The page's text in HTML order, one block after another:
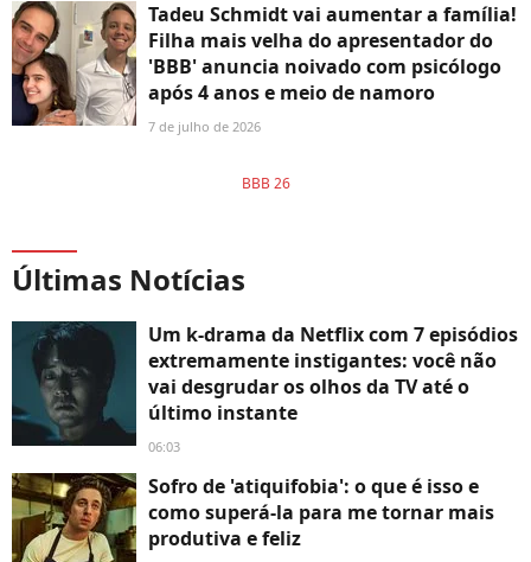
Tadeu Schmidt vai aumentar a família!
Filha mais velha do apresentador do
'BBB' anuncia noivado com psicólogo
após 4 anos e meio de namoro
7 de julho de 2026
BBB 26
Últimas Notícias
Um k-drama da Netflix com 7 episódios
extremamente instigantes: você não
vai desgrudar os olhos da TV até o
último instante
06:03
Sofro de 'atiquifobia': o que é isso e
como superá-la para me tornar mais
produtiva e feliz